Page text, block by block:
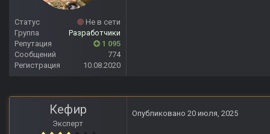
Статус
Не в сети
Группа
Разработчики
Репутация
1 095
Сообщений
774
Регистрация
10.08.2020
Кефир
Эксперт
Опубликовано 20 июля, 2025